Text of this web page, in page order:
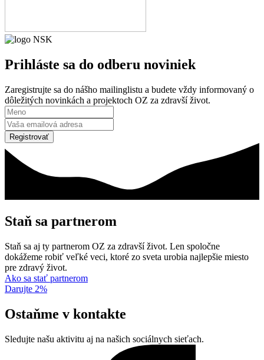
Prihláste sa do odberu noviniek
Zaregistrujte sa do nášho mailinglistu a budete vždy informovaný o
dôležitých novinkách a projektoch OZ za zdravší život.
Registrovať
Staň sa partnerom
Staň sa aj ty partnerom OZ za zdravší život. Len spoločne
dokážeme robiť veľké veci, ktoré zo sveta urobia najlepšie miesto
pre zdravý život.
Ako sa stať partnerom
Darujte 2%
Ostaňme v kontakte
Sledujte našu aktivitu aj na našich sociálnych sieťach.